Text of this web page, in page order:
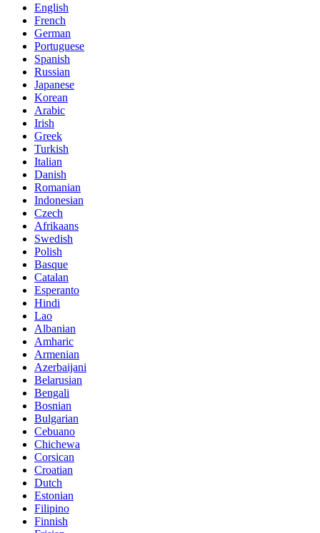
English
French
German
Portuguese
Spanish
Russian
Japanese
Korean
Arabic
Irish
Greek
Turkish
Italian
Danish
Romanian
Indonesian
Czech
Afrikaans
Swedish
Polish
Basque
Catalan
Esperanto
Hindi
Lao
Albanian
Amharic
Armenian
Azerbaijani
Belarusian
Bengali
Bosnian
Bulgarian
Cebuano
Chichewa
Corsican
Croatian
Dutch
Estonian
Filipino
Finnish